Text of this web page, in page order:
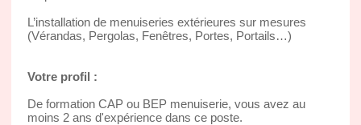
L’installation de menuiseries extérieures sur mesures
(Vérandas, Pergolas, Fenêtres, Portes, Portails…)
Votre profil :
De formation CAP ou BEP menuiserie, vous avez au
moins 2 ans d'expérience dans ce poste.